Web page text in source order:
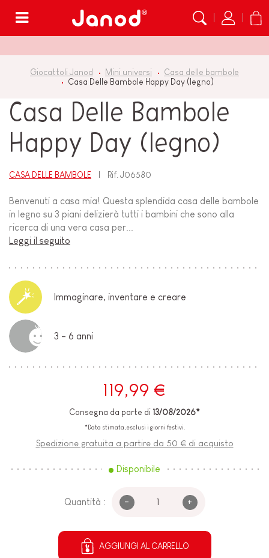
Giocattoli Janod Mini universi
Casa delle bambole
Casa Delle Bambole Happy Day (legno)
Casa Delle Bambole
Happy Day (legno)
CASA DELLE BAMBOLE Rif.J06580
Benvenuti a casa mia! Questa splendida casa delle bambole
in legno su 3 piani delizierà tutti i bambini che sono alla
ricerca di una vera casa per...
Leggi il seguito
Immaginare, inventare e creare
3 - 6 anni
119,99 €
Consegna da parte di 13/08/2026*
*Data stimata, esclusi i giorni festivi.
Spedizione gratuita a partire da 50 € di acquisto
Disponibile
Quantità : - +
AGGIUNGI AL CARRELLO